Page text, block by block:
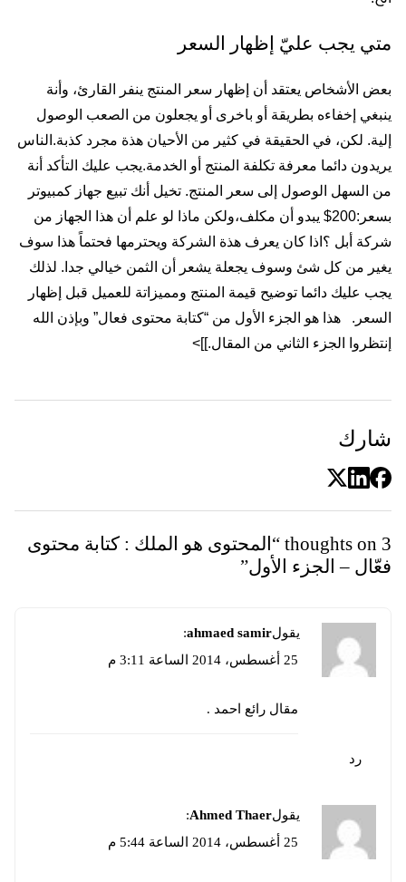
متي يجب عليّ إظهار السعر
بعض الأشخاص يعتقد أن إظهار سعر المنتج ينفر القارئ، وأنة
ينبغي إخفاءه بطريقة أو باخرى أو يجعلون من الصعب الوصول
إلية. لكن، في الحقيقة في كثير من الأحيان هذة مجرد كذبة.الناس
يريدون دائما معرفة تكلفة المنتج أو الخدمة.يجب عليك التأكد أنة
من السهل الوصول إلى سعر المنتج. تخيل أنك تبيع جهاز كمبيوتر
بسعر:200$ يبدو أن مكلف،ولكن ماذا لو علم أن هذا الجهاز من
شركة أبل ؟اذا كان يعرف هذة الشركة ويحترمها فحتماً هذا سوف
يغير من كل شئ وسوف يجعلة يشعر أن الثمن خيالي جدا. لذلك
يجب عليك دائما توضيح قيمة المنتج ومميزاتة للعميل قبل إظهار
السعر. هذا هو الجزء الأول من “كتابة محتوى فعال” وبإذن الله
إنتظروا الجزء الثاني من المقال.]]>
شارك
3 thoughts on “
المحتوى هو الملك : كتابة محتوى
فعّال – الجزء الأول”
يقولahmaed samir
:
25 أغسطس، 2014 الساعة 3:11 م
مقال رائع احمد .
رد
يقولAhmed Thaer
:
25 أغسطس، 2014 الساعة 5:44 م